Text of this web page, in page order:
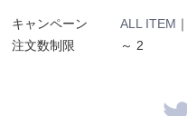
キャンペーン ALL ITEM ｜
注文数制限
～ 2